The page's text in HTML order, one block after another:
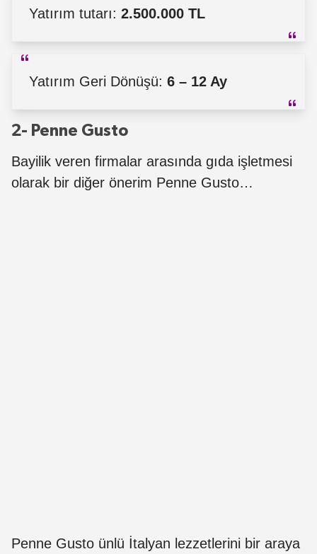
Yatırım tutarı: 2.500.000 TL
Yatırım Geri Dönüşü: 6 – 12 Ay
2- Penne Gusto
Bayilik veren firmalar arasında gıda işletmesi
olarak bir diğer önerim Penne Gusto…
Penne Gusto ünlü İtalyan lezzetlerini bir araya